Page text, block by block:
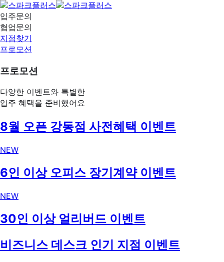
입주문의
협업문의
지점찾기
프로모션
프로모션
다양한 이벤트와 특별한
입주 혜택을 준비했어요
8월 오픈 강동점 사전혜택 이벤트
NEW
6인 이상 오피스 장기계약 이벤트
NEW
30인 이상 얼리버드 이벤트
비즈니스 데스크 인기 지점 이벤트